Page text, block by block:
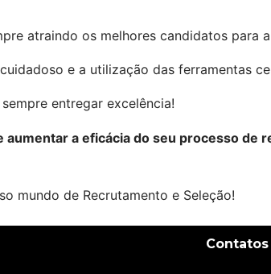
atraindo os melhores candidatos para
e a utilização das ferramentas
entregar excelência!
a eficácia do seu processo de
mundo de Recrutamento e Seleção!
Contatos